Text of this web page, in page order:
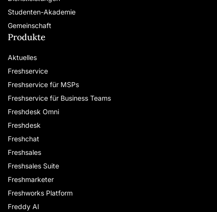
Studenten-Akademie
Gemeinschaft
Produkte
Aktuelles
Freshservice
Freshservice für MSPs
Freshservice für Business Teams
Freshdesk Omni
Freshdesk
Freshchat
Freshsales
Freshsales Suite
Freshmarketer
Freshworks Platform
Freddy AI